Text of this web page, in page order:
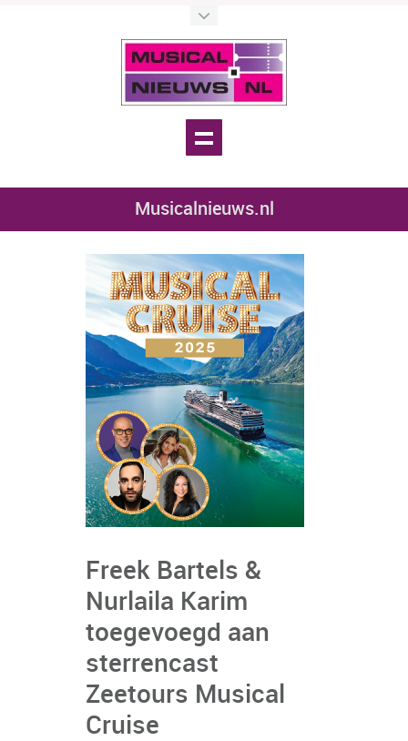
Musicalnieuws.nl
Freek Bartels &
Nurlaila Karim
toegevoegd aan
sterrencast
Zeetours Musical
Cruise